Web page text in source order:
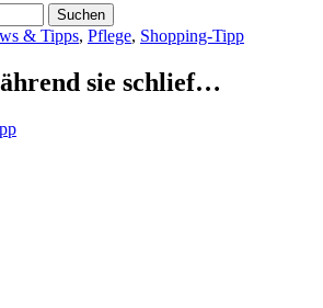
& Tipps, Pflege, Shopping-Tipp
sie schlief…